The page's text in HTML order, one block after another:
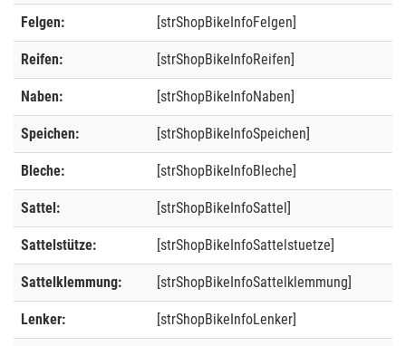
Felgen: [strShopBikeInfoFelgen]
Reifen: [strShopBikeInfoReifen]
Naben: [strShopBikeInfoNaben]
Speichen: [strShopBikeInfoSpeichen]
Bleche: [strShopBikeInfoBleche]
Sattel: [strShopBikeInfoSattel]
Sattelstütze: [strShopBikeInfoSattelstuetze]
Sattelklemmung: [strShopBikeInfoSattelklemmung]
Lenker: [strShopBikeInfoLenker]